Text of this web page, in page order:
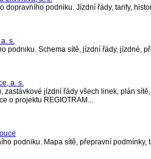
dopravního podniku. Jízdní řády, tarify,
s.
podniku. Schema sítě, jízdní řády, jízdné,
a. s.
zastávkové jízdní řády všech linek, plán
o projektu REGIOTRAM...
podniku. Mapa sítě, přepravní podmínky,